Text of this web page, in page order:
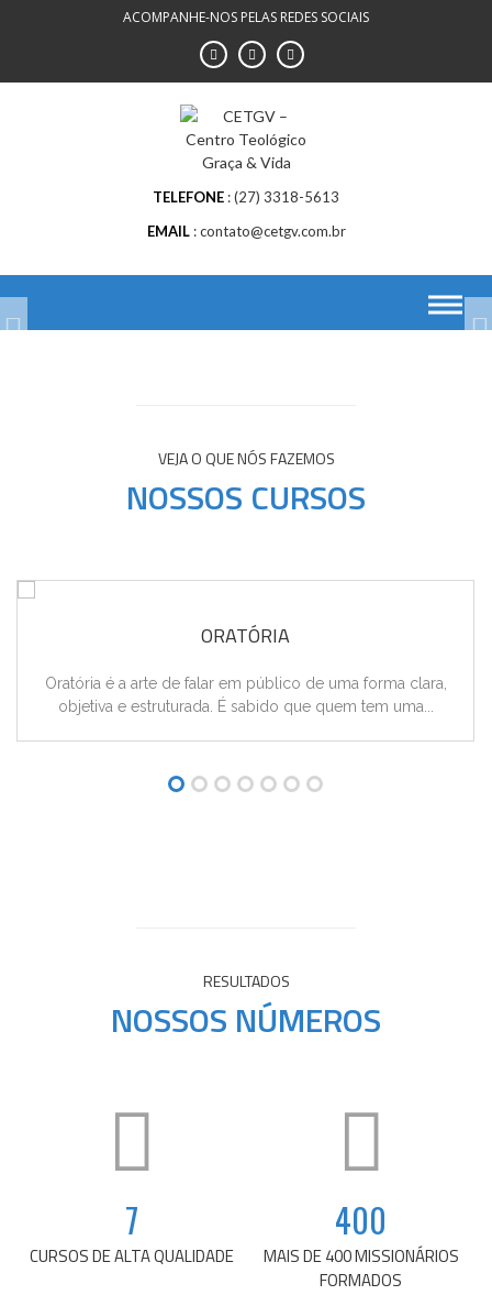
ACOMPANHE-NOS PELAS REDES SOCIAIS
TELEFONE (27) 3318-5613
EMAIL contato@cetgv.com.br
MISSIOLOGIA
PSICANÁLISE CLÍNICA
CONOSCO
VEJA O QUE NÓS FAZEMOS
NOSSOS CURSOS
ORATÓRIA
Oratória é a arte de falar em público de uma forma clara,
objetiva e estruturada. É sabido que quem tem uma...
RESULTADOS
NOSSOS NÚMEROS
7
CURSOS DE ALTA QUALIDADE
400
MAIS DE 400 MISSIONÁRIOS
FORMADOS